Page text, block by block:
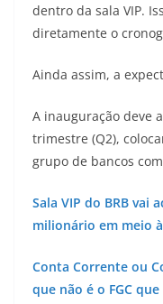
dentro da sala VIP.
diretamente o
Ainda assim, a
A inauguração deve
trimestre (Q2),
grupo de bancos
Sala VIP do BRB vai
milionário em meio
Conta Corrente ou
que não é o FGC